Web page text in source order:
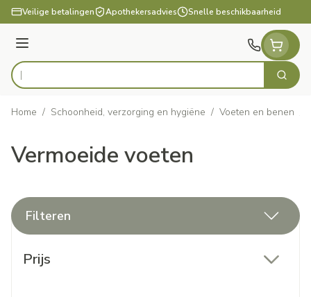
Ga naar de inhoud
Veilige betalingen Apothekersadvies Snelle beschikbaarheid
Menu
Product, merk, categorie... Zoek
Home / Schoonheid, verzorging en hygiëne / Voeten en benen
Vermoeide voeten
Filteren
Prijs